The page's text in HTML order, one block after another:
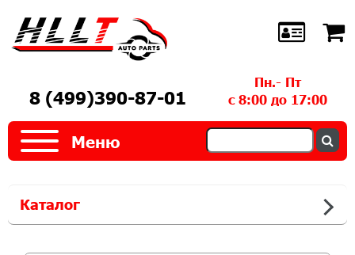
8 (499)390-87-01
Пн.- Пт
с 8:00 до 17:00
Меню
Каталог